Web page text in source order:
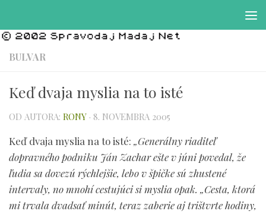
BULVAR
Keď dvaja myslia na to isté
OD AUTORA: RONY · 8. NOVEMBRA 2005
Keď dvaja myslia na to isté: „Generálny riaditeľ
dopravného podniku Ján Zachar ešte v júni povedal, že
ľudia sa dovezú rýchlejšie, lebo v špičke sú zhustené
intervaly, no mnohí cestujúci si myslia opak. „Cesta, ktorá
mi trvala dvadsať minút, teraz zaberie aj trištvrte hodiny,